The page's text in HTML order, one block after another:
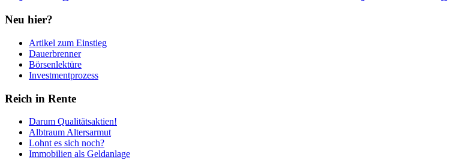
Neu hier?
Artikel zum Einstieg
Dauerbrenner
Börsenlektüre
Investmentprozess
Reich in Rente
Darum Qualitätsaktien!
Albtraum Altersarmut
Lohnt es sich noch?
Immobilien als Geldanlage